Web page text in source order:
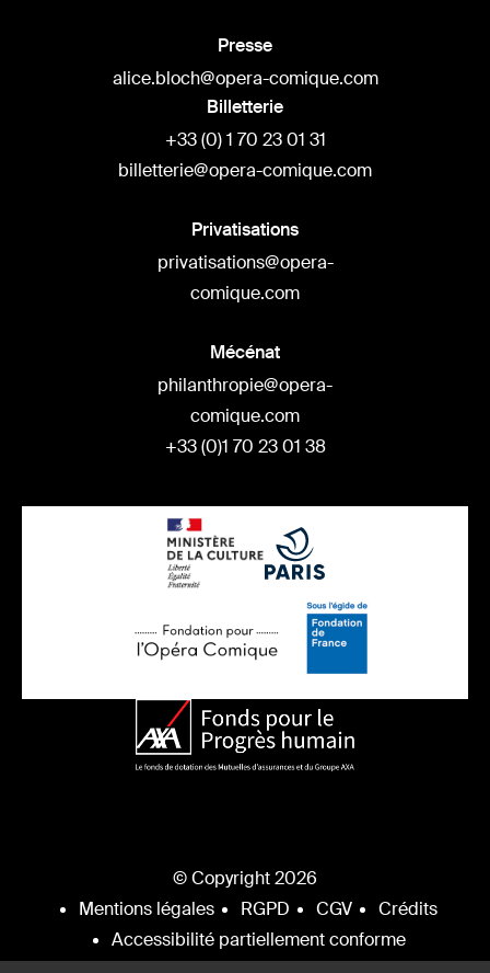
Presse
alice.bloch@opera-comique.com
Billetterie
+33 (0) 1 70 23 01 31
billetterie@opera-comique.com
Privatisations
privatisations@opera-
comique.com
Mécénat
philanthropie@opera-
comique.com
+33 (0)1 70 23 01 38
© Copyright 2026
Mentions légales
RGPD CGV
Crédits
Accessibilité partiellement conforme